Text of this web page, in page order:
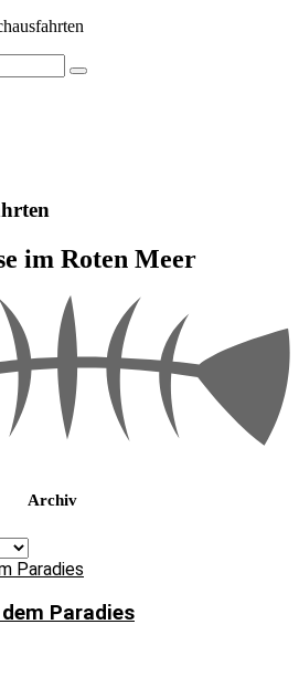
im Roten Meer
Archiv
Paradies